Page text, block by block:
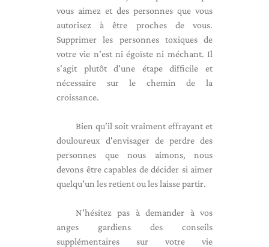
vous aimez et des personnes que vous
autorisez à être proches de vous.
Supprimer les personnes toxiques de
votre vie n'est ni égoïste ni méchant. Il
s'agit plutôt d'une étape difficile et
nécessaire sur le chemin de la
croissance.
Bien qu'il soit vraiment effrayant et
douloureux d'envisager de perdre des
personnes que nous aimons, nous
devons être capables de décider si aimer
quelqu'un les retient ou les laisse partir.
N'hésitez pas à demander à vos
anges gardiens des conseils
supplémentaires sur votre vie